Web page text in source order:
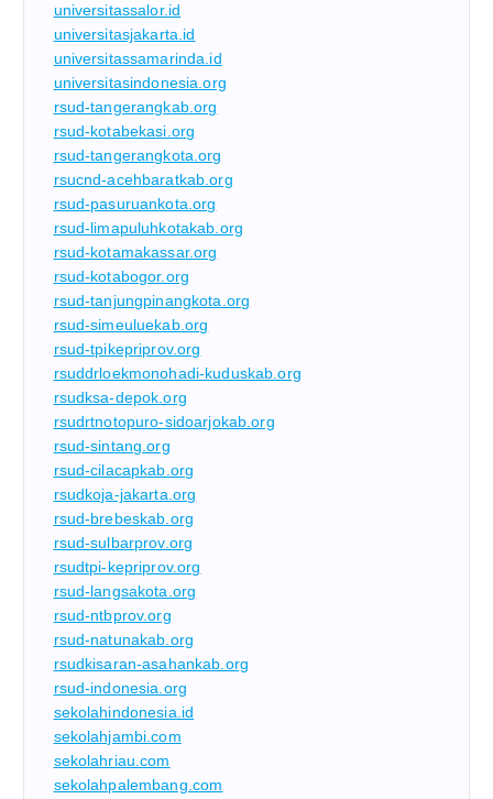
universitassalor.id
universitasjakarta.id
universitassamarinda.id
universitasindonesia.org
rsud-tangerangkab.org
rsud-kotabekasi.org
rsud-tangerangkota.org
rsucnd-acehbaratkab.org
rsud-pasuruankota.org
rsud-limapuluhkotakab.org
rsud-kotamakassar.org
rsud-kotabogor.org
rsud-tanjungpinangkota.org
rsud-simeuluekab.org
rsud-tpikepriprov.org
rsuddrloekmonohadi-kuduskab.org
rsudksa-depok.org
rsudrtnotopuro-sidoarjokab.org
rsud-sintang.org
rsud-cilacapkab.org
rsudkoja-jakarta.org
rsud-brebeskab.org
rsud-sulbarprov.org
rsudtpi-kepriprov.org
rsud-langsakota.org
rsud-ntbprov.org
rsud-natunakab.org
rsudkisaran-asahankab.org
rsud-indonesia.org
sekolahindonesia.id
sekolahjambi.com
sekolahriau.com
sekolahpalembang.com